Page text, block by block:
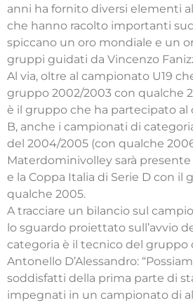
anni ha fornito diversi elementi
che hanno racolto importanti
spiccano un oro mondiale e un
gruppi guidati da Vincenzo
Al via, oltre al campionato U19
gruppo 2002/2003 con qualche
è il gruppo che ha partecipato al
B, anche i campionati di
del 2004/2005 (con qualche
Materdominivolley sarà
e la Coppa Italia di Serie D con il
qualche 2005.
A tracciare un bilancio sul
lo sguardo proiettato sull’avvio
categoria è il tecnico del gruppo
Antonello D’Alessandro:
soddisfatti della prima parte di
impegnati in un campionato di